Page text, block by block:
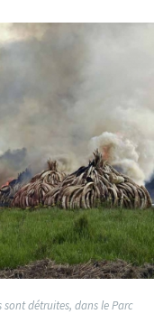
détruites, dans le Parc